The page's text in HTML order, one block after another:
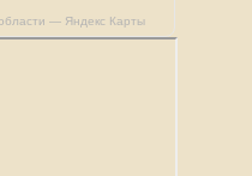
— Яндекс Карты